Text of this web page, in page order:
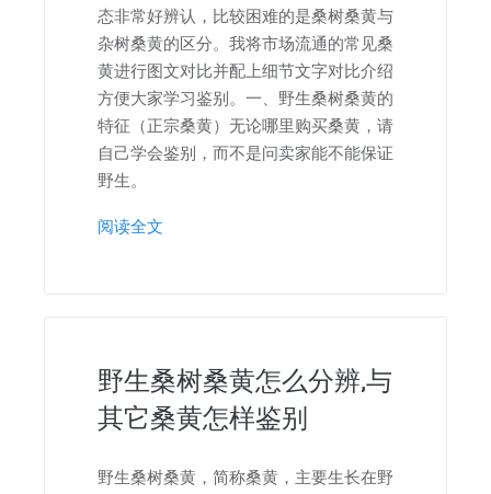
态非常好辨认，比较困难的是桑树桑黄与
杂树桑黄的区分。我将市场流通的常见桑
黄进行图文对比并配上细节文字对比介绍
方便大家学习鉴别。一、野生桑树桑黄的
特征（正宗桑黄）无论哪里购买桑黄，请
自己学会鉴别，而不是问卖家能不能保证
野生。
阅读全文
野生桑树桑黄怎么分辨,与
其它桑黄怎样鉴别
野生桑树桑黄，简称桑黄，主要生长在野